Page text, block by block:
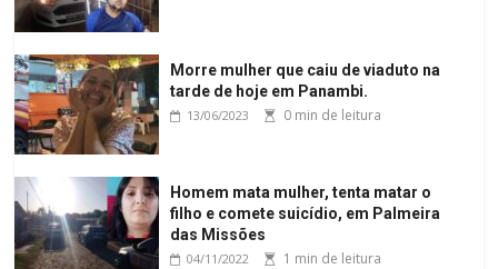
Morre mulher que caiu de viaduto na
tarde de hoje em Panambi.
13/06/2023 0 min de leitura
Homem mata mulher, tenta matar o
filho e comete suicídio, em Palmeira
das Missões
04/11/2022 1 min de leitura